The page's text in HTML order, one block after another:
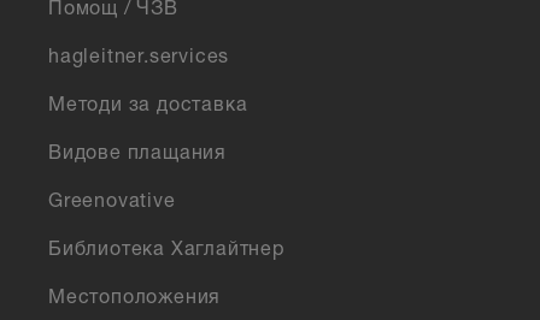
Помощ / ЧЗВ
hagleitner.services
Методи за доставка
Видове плащания
Greenovative
Библиотека Хаглайтнер
Местоположения